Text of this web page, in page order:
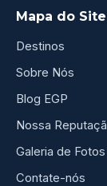
Mapa do Site
Destinos
Sobre Nós
Blog EGP
Nossa
Galeria de Fotos
Contate-nós